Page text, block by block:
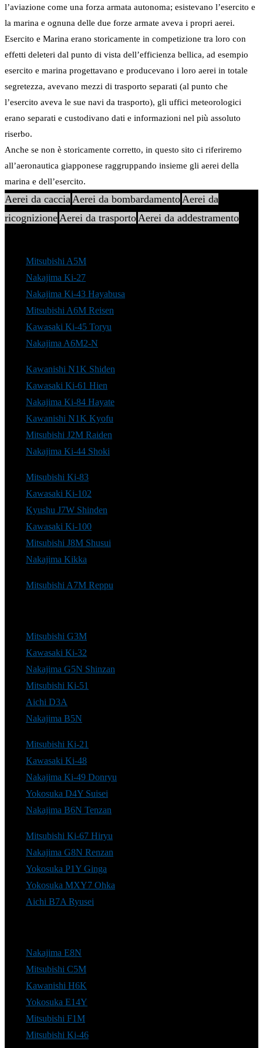
l’aviazione come una forza armata autonoma; esistevano l’esercito e
la marina e ognuna delle due forze armate aveva i propri aerei.
Esercito e Marina erano storicamente in competizione tra loro con
effetti deleteri dal punto di vista dell’efficienza bellica, ad esempio
esercito e marina progettavano e producevano i loro aerei in totale
segretezza, avevano mezzi di trasporto separati (al punto che
l’esercito aveva le sue navi da trasporto), gli uffici meteorologici
erano separati e custodivano dati e informazioni nel più assoluto
riserbo.
Anche se non è storicamente corretto, in questo sito ci riferiremo
all’aeronautica giapponese raggruppando insieme gli aerei della
marina e dell’esercito.
Aerei da cacciaAerei da bombardamentoAerei da
ricognizioneAerei da trasportoAerei da addestramento
Mitsubishi A5M
Nakajima Ki-27
Nakajima Ki-43 Hayabusa
Mitsubishi A6M Reisen
Kawasaki Ki-45 Toryu
Nakajima A6M2-N
Kawanishi N1K Shiden
Kawasaki Ki-61 Hien
Nakajima Ki-84 Hayate
Kawanishi N1K Kyofu
Mitsubishi J2M Raiden
Nakajima Ki-44 Shoki
Mitsubishi Ki-83
Kawasaki Ki-102
Kyushu J7W Shinden
Kawasaki Ki-100
Mitsubishi J8M Shusui
Nakajima Kikka
Mitsubishi A7M Reppu
Mitsubishi G3M
Kawasaki Ki-32
Nakajima G5N Shinzan
Mitsubishi Ki-51
Aichi D3A
Nakajima B5N
Mitsubishi Ki-21
Kawasaki Ki-48
Nakajima Ki-49 Donryu
Yokosuka D4Y Suisei
Nakajima B6N Tenzan
Mitsubishi Ki-67 Hiryu
Nakajima G8N Renzan
Yokosuka P1Y Ginga
Yokosuka MXY7 Ohka
Aichi B7A Ryusei
Nakajima E8N
Mitsubishi C5M
Kawanishi H6K
Yokosuka E14Y
Mitsubishi F1M
Mitsubishi Ki-46